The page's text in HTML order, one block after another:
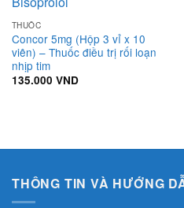
THUỐC
Concor 5mg (Hộp 3 vỉ x 10
viên) – Thuốc điều trị rối loạn
nhịp tim
135.000 VND
THÔNG TIN VÀ HƯỚNG